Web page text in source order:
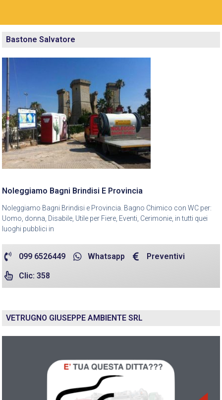
Bastone Salvatore
Noleggiamo Bagni Brindisi E Provincia
Noleggiamo Bagni Brindisi e Provincia. Bagno Chimico con WC per:
Uomo, donna, Disabile, Utile per Fiere, Eventi, Cerimonie, in tutti quei
luoghi pubblici in
099 6526449 Whatsapp Preventivi
Clic: 358
VETRUGNO GIUSEPPE AMBIENTE SRL